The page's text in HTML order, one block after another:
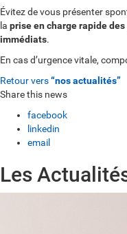
Évitez de vous présenter
la prise en charge rapide
immédiats.
En cas d’urgence vitale,
Retour vers“nos actualités”
Share this news
facebook
linkedin
email
Les